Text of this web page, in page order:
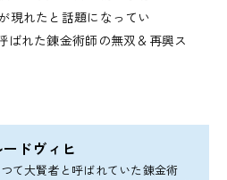
現れたと話題になってい
れた錬金術師の無双＆再興ス
ドヴィヒ
て大賢者と呼ばれていた錬金術